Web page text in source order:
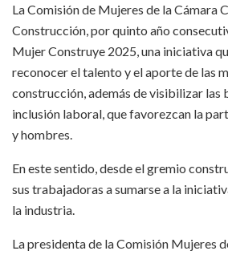
La Comisión de Mujeres de la Cámara
Construcción, por quinto año
Mujer Construye 2025, una iniciativa
reconocer el talento y el aporte de las
construcción, además de visibilizar las
inclusión laboral, que favorezcan la
y hombres.
En este sentido, desde el gremio
sus trabajadoras a sumarse a la
la industria.
La presidenta de la Comisión Mujeres